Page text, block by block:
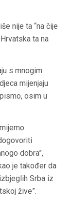
nije ta “na čije
ta na
s mnogim
mijenjaju
osim u
dobra”,
je također da
Srba iz
žive”.